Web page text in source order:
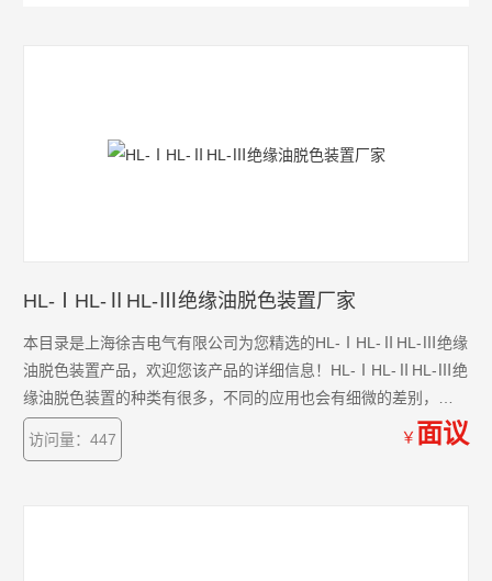
HL-ⅠHL-ⅡHL-Ⅲ绝缘油脱色装置厂家
本目录是上海徐吉电气有限公司为您精选的HL-ⅠHL-ⅡHL-Ⅲ绝缘
油脱色装置产品，欢迎您该产品的详细信息！HL-ⅠHL-ⅡHL-Ⅲ绝
缘油脱色装置的种类有很多，不同的应用也会有细微的差别，本
公司为您提供*的解决方案。
访问量：447
￥ 面议